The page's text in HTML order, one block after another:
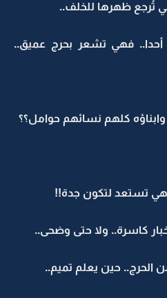
تُرجع ظهرها للخلف..
أحدا.. فهي تشعر بحرج عميق..
كلهم نسائهم حوامل؟؟
تستعد لتكون جدة!!
كاسرة.. ولا حتى وضحى..
الحرج.. حين يعلم تميم..